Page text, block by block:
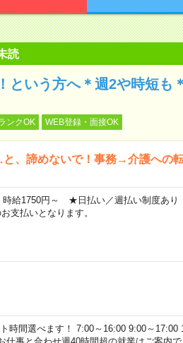
読
という方へ＊週2や時短も
ンクOK WEB登録・面接OK
、諦めないで！事務→介護への
給1750円～ ★日払い／週払い制度あり
支払いとなります。
間選べます！ 7:00～16:00 9:00～17:00